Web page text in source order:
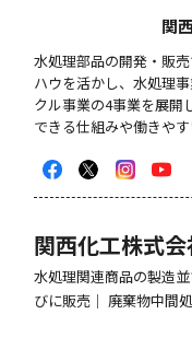
関
水処理部品の開発・販
ハウを活かし、⽔処理
クル事業の4事業を展開
できる仕組みや働きや
関西化工株式
水処理関連商品の製造
びに販売｜ 廃棄物中間